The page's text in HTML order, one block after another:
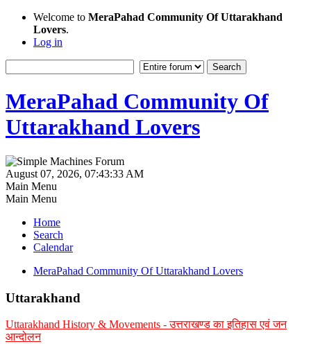
Welcome to MeraPahad Community Of Uttarakhand
Lovers.
Log in
MeraPahad Community Of
Uttarakhand Lovers
August 07, 2026, 07:43:33 AM
Main Menu
Main Menu
Home
Search
Calendar
MeraPahad Community Of Uttarakhand Lovers
Uttarakhand
Uttarakhand History & Movements - उत्तराखण्ड का इतिहास एवं जन
आन्दोलन